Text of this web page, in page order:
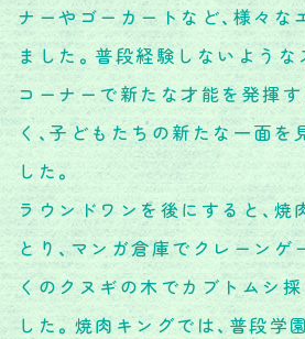
ナーやゴーカートなど、様々な
ました。普段経験しないよう
コーナーで新たな才能を発揮
く、子どもたちの新たな一面を
した。
ラウンドワンを後にすると、焼
とり、マンガ倉庫でクレーンゲ
くのクヌギの木でカブトムシ
した。焼肉キングでは、普段学